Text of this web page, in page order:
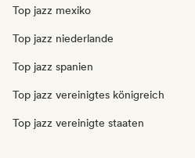
Top jazz mexiko
Top jazz niederlande
Top jazz spanien
Top jazz vereinigtes königreich
Top jazz vereinigte staaten